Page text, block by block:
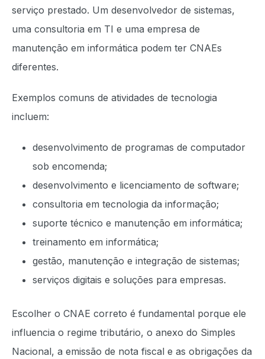
serviço prestado. Um desenvolvedor de sistemas,
uma consultoria em TI e uma empresa de
manutenção em informática podem ter CNAEs
diferentes.
Exemplos comuns de atividades de tecnologia
incluem:
desenvolvimento de programas de computador
sob encomenda;
desenvolvimento e licenciamento de software;
consultoria em tecnologia da informação;
suporte técnico e manutenção em informática;
treinamento em informática;
gestão, manutenção e integração de sistemas;
serviços digitais e soluções para empresas.
Escolher o CNAE correto é fundamental porque ele
influencia o regime tributário, o anexo do Simples
Nacional, a emissão de nota fiscal e as obrigações da